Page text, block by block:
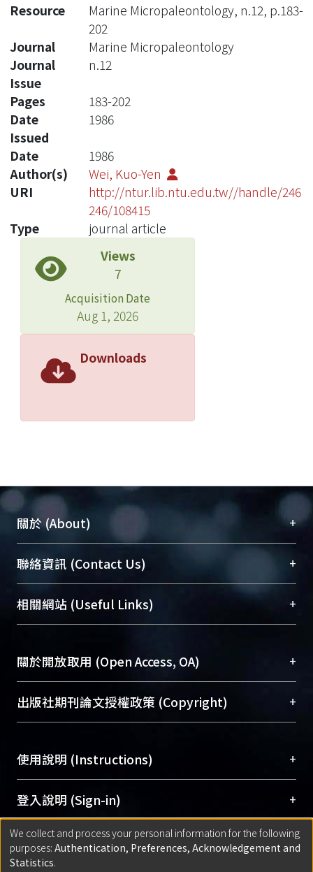
Resource
Marine Micropaleontology, n.12, p.183-
202
Journal
Marine Micropaleontology
Journal
Issue
n.12
Pages
183-202
Date
Issued
1986
Date
1986
Author(s)
Wei, Kuo-Yen
URI
http://ntur.lib.ntu.edu.tw//handle/246
246/108415
Type
journal article
Views
7
Acquisition Date
Aug 1, 2026
Downloads
關於 (About) +
臺大位居世界頂尖大學之列，為永久珍藏及向國際
展現本校豐碩的研究成果及學術能量，圖書館整合
機構典藏（NTUR）與學術庫（AH）不同功能平
台，成為臺大學術典藏NTU scholars。期能整合研
成果。
To permanently archive and promote researcher
profiles and scholarly works, Library integrates the
services of “NTU Repository” with “Academic
聯絡資訊 (Contact Us) +
總館學科館員(Main Library)
醫學圖書館學科館員(Medical Library)
Sciences Library)
相關網站 (Useful Links) +
關於開放取用 (Open Access, OA) +
開放取用是從使用者角度提升資訊取用性的社會運
動，應用在學術研究上是透過將研究著作公開供使
用逐年攀升。同時可加速研究發展、提升研究影響
Archive）平台。 （點選深入了解OA）
出版社期刊論文授權政策 (Copyright) +
含部分內容的版權非匯入者所有，或由第三方贊
助與合作完成，請確認該版權所有者及第三方同
意提供此授權。
Please represent that the submission is your
original work, and that you have the right to
grant the rights to upload.
使用說明 (Instructions) +
網站簡介(Quickstart Guide)
使用手冊(Instruction Manual)
線上預約服務(Booking Service)
登入說明 (Sign-in) +
方案一：臺灣大學計算機中心帳號登入
(With C&INC Email Account)
匯入著作 (Submission) +
We collect and process your personal information for the following
purposes: Authentication, Preferences, Acknowledgement and
Statistics.